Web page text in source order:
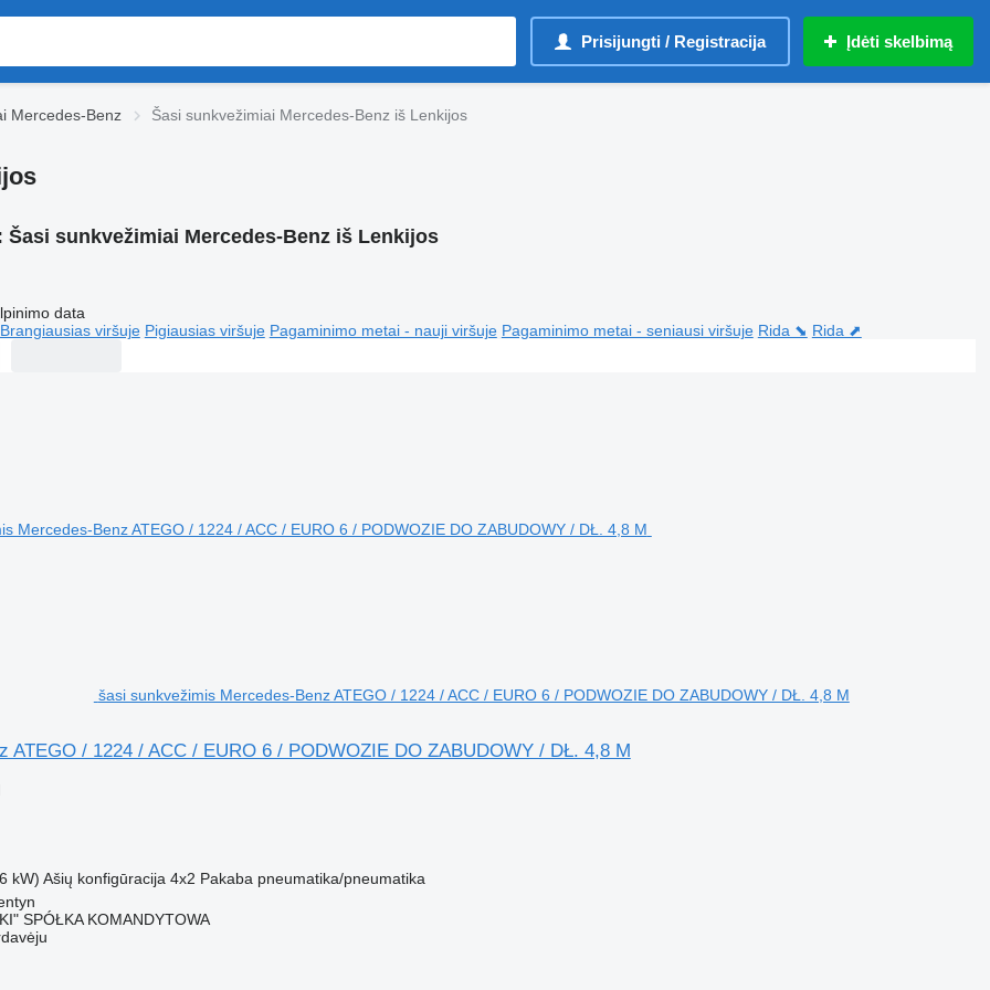
Prisijungti / Registracija Įdėti skelbimą
Mercedes-Benz Šasi sunkvežimiai Mercedes-Benz iš Lenkijos
Šasi sunkvežimiai Mercedes-Benz iš Lenkijos
data
Brangiausias viršuje Pigiausias viršuje Pagaminimo metai - nauji viršuje Pagaminimo metai - seniausi viršuje Rida ⬊ Rida ⬈
šasi sunkvežimis Mercedes-Benz ATEGO / 1224 / ACC / EURO 6 / PODWOZIE DO ZABUDOWY / DŁ. 4,8 M
ATEGO / 1224 / ACC / EURO 6 / PODWOZIE DO ZABUDOWY / DŁ. 4,8 M
kW) Ašių konfigūracija 4x2 Pakaba pneumatika/pneumatika
SPÓŁKA KOMANDYTOWA